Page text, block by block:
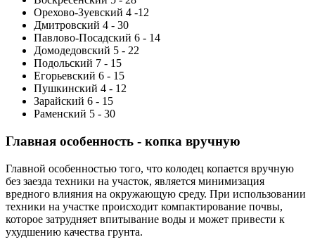
Орехово-Зуевский 4 -12
Дмитровский 4 - 30
Павлово-Посадский 6 - 14
Домодедовский 5 - 22
Подольский 7 - 15
Егорьевский 6 - 15
Пушкинский 4 - 12
Зарайский 6 - 15
Раменский 5 - 30
Главная особенность - копка вручную
Главной особенностью того, что колодец копается вручную
без заезда техники на участок, является минимизация
вредного влияния на окружающую среду. При использовании
техники на участке происходит компактирование почвы,
которое затрудняет впитывание воды и может привести к
ухудшению качества грунта.